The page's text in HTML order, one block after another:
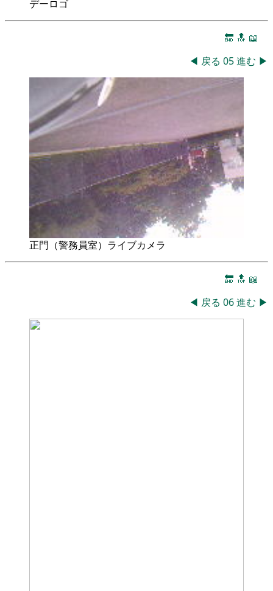
デーロゴ
🔚 🔝 📖
◀ 戻る 05進む ▶
正門（警務員室）ライブカメラ
🔚 🔝 📖
◀ 戻る 06進む ▶